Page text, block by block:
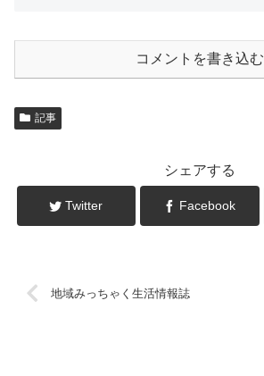
コメントを書き込む
記事
シェアする
Twitter Facebook
地域みっちゃく生活情報誌